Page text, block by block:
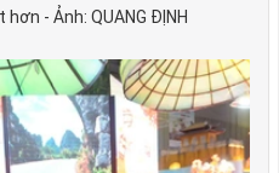
- Ảnh: QUANG ĐỊNH